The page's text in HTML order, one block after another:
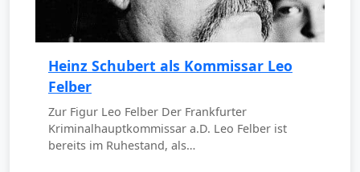
Heinz Schubert als Kommissar Leo
Felber
Zur Figur Leo Felber Der Frankfurter
Kriminalhauptkommissar a.D. Leo Felber ist
bereits im Ruhestand, als…